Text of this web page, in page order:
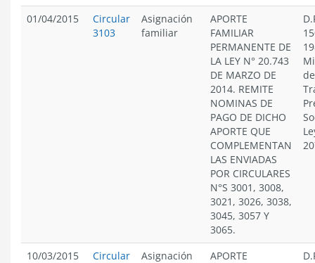
01/04/2015
Circular
3103
Asignación
familiar
APORTE
FAMILIAR
PERMANENTE DE
LA LEY N° 20.743
DE MARZO DE
2014. REMITE
NOMINAS DE
PAGO DE DICHO
APORTE QUE
COMPLEMENTAN
LAS ENVIADAS
POR CIRCULARES
N°S 3001, 3008,
3021, 3026, 3038,
3045, 3057 Y
3065.
10/03/2015 Circular Asignación APORTE